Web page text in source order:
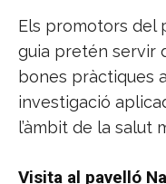
Els promotors del
guia pretén servir
bones pràctiques
investigació
l’àmbit de la salut
Visita al pavelló